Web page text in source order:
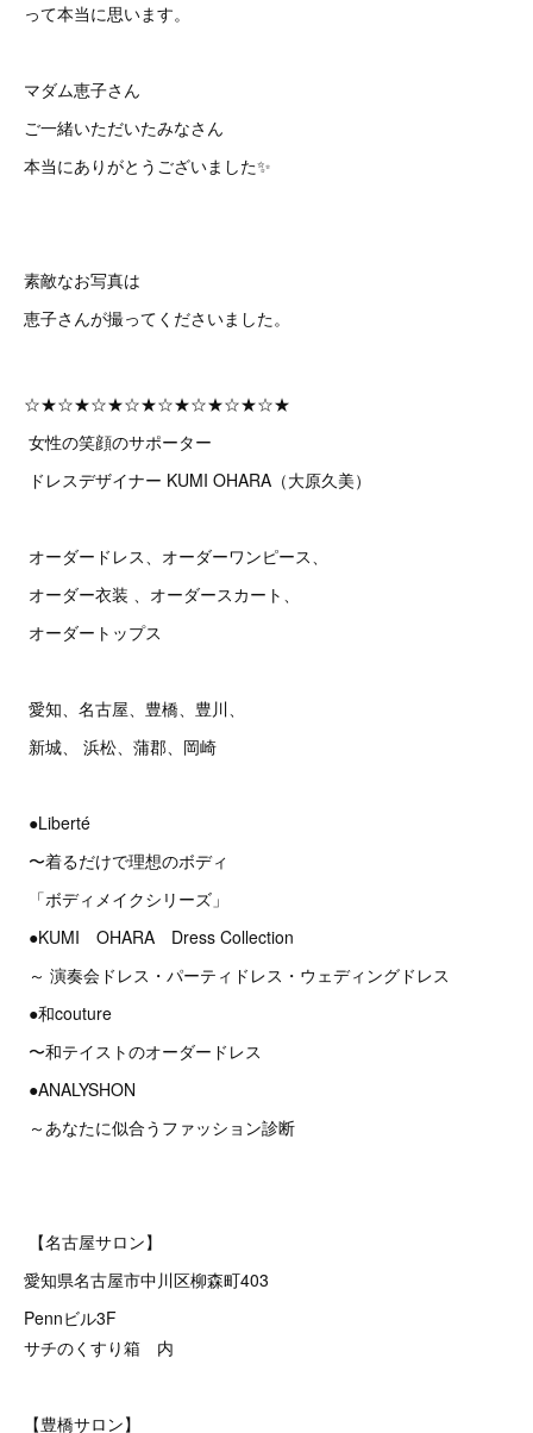
って本当に思います。
マダム恵子さん
ご一緒いただいたみなさん
本当にありがとうございました✨
素敵なお写真は
恵子さんが撮ってくださいました。
☆★☆★☆★☆★☆★☆★☆★☆★
女性の笑顔のサポーター
ドレスデザイナー KUMI OHARA（大原久美）
オーダードレス、オーダーワンピース、
オーダー衣装 、オーダースカート、
オーダートップス
愛知、名古屋、豊橋、豊川、
新城、 浜松、蒲郡、岡崎
●Liberté
〜着るだけで理想のボディ
「ボディメイクシリーズ」
●KUMI OHARA Dress Collection
～ 演奏会ドレス・パーティドレス・ウェディングドレス
●和couture
〜和テイストのオーダードレス
●ANALYSHON
～あなたに似合うファッション診断
【名古屋サロン】
愛知県名古屋市中川区柳森町403
Pennビル3F
サチのくすり箱 内
【豊橋サロン】